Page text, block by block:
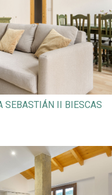
SEBASTIÁN II BIESCAS